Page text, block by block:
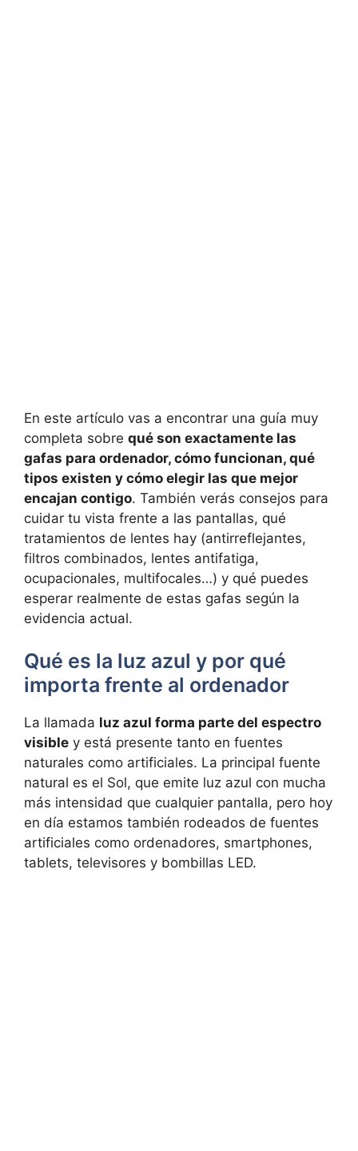
En este artículo vas a encontrar una guía muy
completa sobre qué son exactamente las
gafas para ordenador, cómo funcionan, qué
tipos existen y cómo elegir las que mejor
encajan contigo. También verás consejos para
cuidar tu vista frente a las pantallas, qué
tratamientos de lentes hay (antirreflejantes,
filtros combinados, lentes antifatiga,
ocupacionales, multifocales…) y qué puedes
esperar realmente de estas gafas según la
evidencia actual.
Qué es la luz azul y por qué
importa frente al ordenador
La llamada luz azul forma parte del espectro
visible y está presente tanto en fuentes
naturales como artificiales. La principal fuente
natural es el Sol, que emite luz azul con mucha
más intensidad que cualquier pantalla, pero hoy
en día estamos también rodeados de fuentes
artificiales como ordenadores, smartphones,
tablets, televisores y bombillas LED.